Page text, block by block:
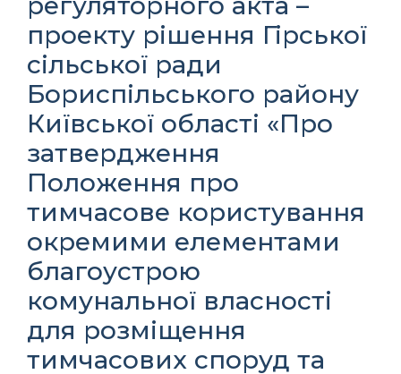
проекту рішення Гірської
сільської ради
Бориспільського району
Київської області «Про
затвердження
Положення про
тимчасове користування
окремими елементами
благоустрою
комунальної власності
для розміщення
тимчасових споруд та